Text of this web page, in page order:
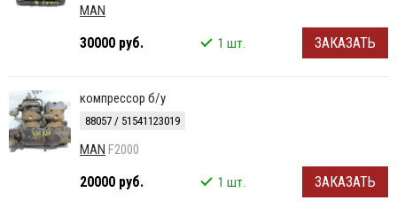
MAN
30000 руб. 1 шт. ЗАКАЗАТЬ
компрессор б/у
88057 / 51541123019
MAN F2000
20000 руб. 1 шт. ЗАКАЗАТЬ